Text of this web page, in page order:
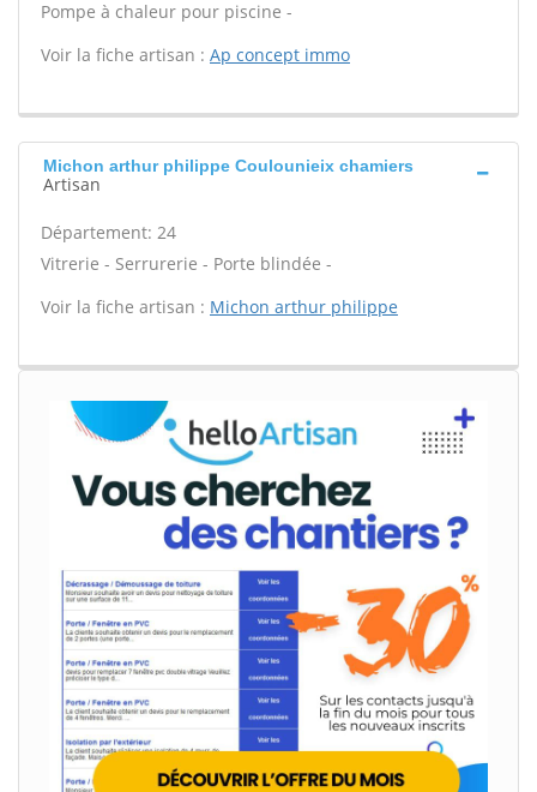
Pompe à chaleur pour piscine -
Voir la fiche artisan : Ap concept immo
Michon arthur philippe Coulounieix chamiers
Artisan
Département: 24
Vitrerie - Serrurerie - Porte blindée -
Voir la fiche artisan : Michon arthur philippe